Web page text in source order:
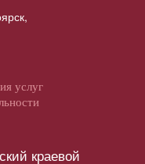
услуг
краевой